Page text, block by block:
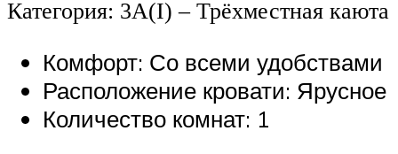
Категория: 3А(I) – Трёхместная каюта
Комфорт: Со всеми удобствами
Расположение кровати: Ярусное
Количество комнат: 1